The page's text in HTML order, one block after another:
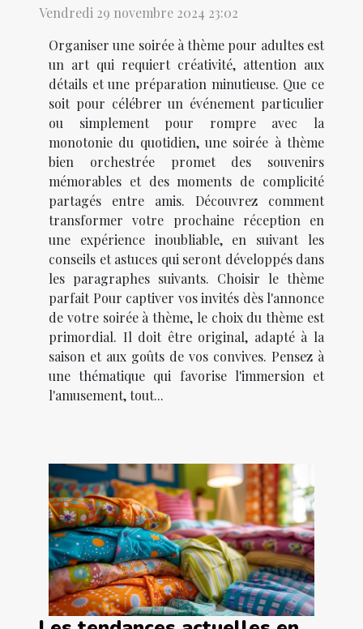
Vendredi 29 novembre 2024 23:02
Organiser une soirée à thème pour adultes est
un art qui requiert créativité, attention aux
détails et une préparation minutieuse. Que ce
soit pour célébrer un événement particulier
ou simplement pour rompre avec la
monotonie du quotidien, une soirée à thème
bien orchestrée promet des souvenirs
mémorables et des moments de complicité
partagés entre amis. Découvrez comment
transformer votre prochaine réception en
une expérience inoubliable, en suivant les
conseils et astuces qui seront développés dans
les paragraphes suivants. Choisir le thème
parfait Pour captiver vos invités dès l'annonce
de votre soirée à thème, le choix du thème est
primordial. Il doit être original, adapté à la
saison et aux goûts de vos convives. Pensez à
une thématique qui favorise l'immersion et
l'amusement, tout...